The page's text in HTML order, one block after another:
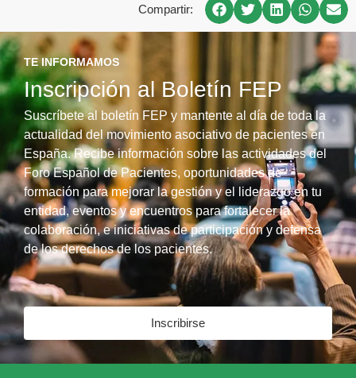
Compartir:
TE INFORMAMOS
Inscripción al Boletín FEP
Suscríbete al boletín FEP y mantente al día de toda la
actualidad del movimiento asociativo de pacientes en
España. Recibe información sobre las actividades del
Foro Español de Pacientes, oportunidades de
formación para mejorar la gestión y el liderazgo en tu
entidad, eventos y encuentros para fortalecer la
colaboración, e iniciativas de participación y defensa
de los derechos de los pacientes.
Inscribirse